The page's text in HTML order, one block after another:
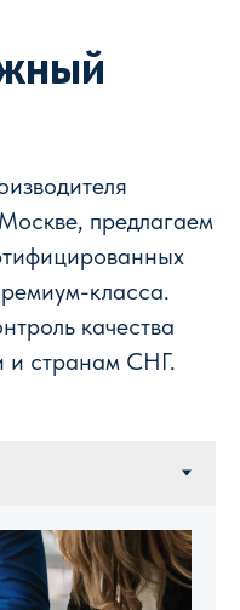
предлагаем
класса.
качества
и странам СНГ.